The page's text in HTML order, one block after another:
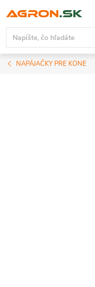
na
obsah
NAPÁJAČKY PRE KONE